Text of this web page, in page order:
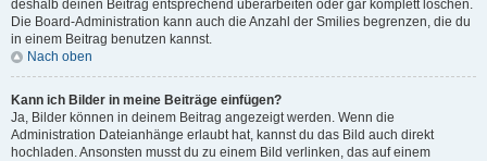
deshalb deinen Beitrag entsprechend überarbeiten oder gar komplett löschen.
Die Board-Administration kann auch die Anzahl der Smilies begrenzen, die du
in einem Beitrag benutzen kannst.
Nach oben
Kann ich Bilder in meine Beiträge einfügen?
Ja, Bilder können in deinem Beitrag angezeigt werden. Wenn die
Administration Dateianhänge erlaubt hat, kannst du das Bild auch direkt
hochladen. Ansonsten musst du zu einem Bild verlinken, das auf einem